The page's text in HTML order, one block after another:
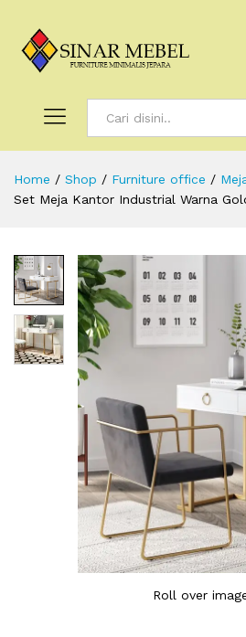
Home / Shop / Furniture office /
Set Meja Kantor Industrial Warna
Roll over